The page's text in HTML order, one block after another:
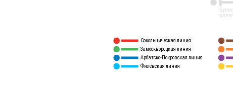
Сокольническая линия
Замоскворецкая линия
Арбатско-Покровская линия
Филёвская линия
аллея